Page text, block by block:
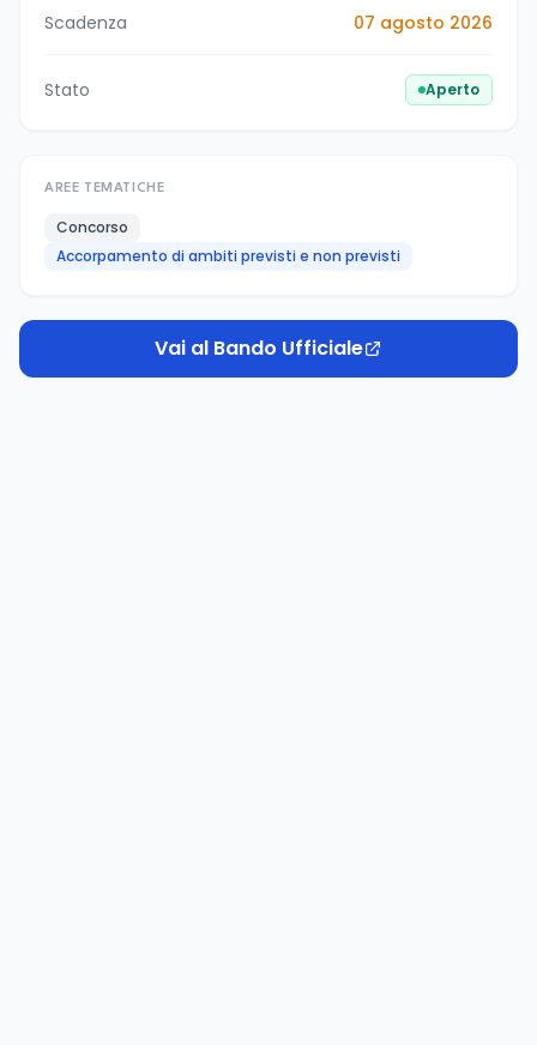
Scadenza
07 agosto 2026
Stato Aperto
AREE TEMATICHE
Concorso
Accorpamento di ambiti previsti e non previsti
Vai al Bando Ufficiale